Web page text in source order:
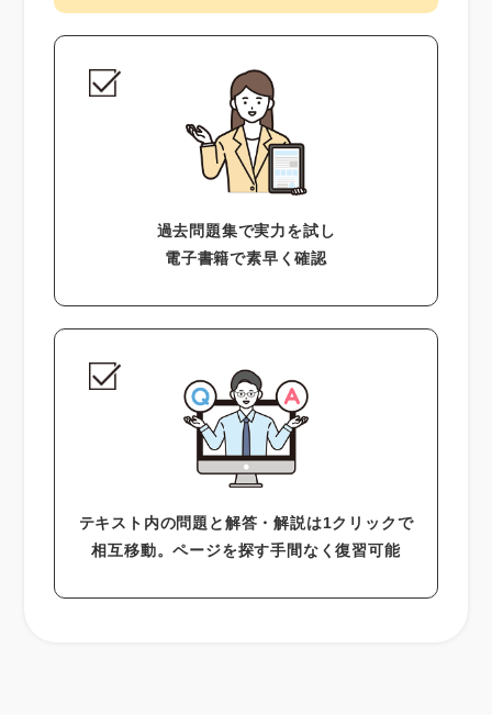
過去問題集で実力を試し
電子書籍で素早く確認
テキスト内の問題と解答・解説は1クリックで
相互移動。ページを探す手間なく復習可能